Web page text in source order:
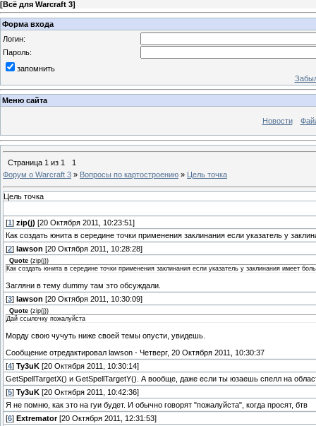
[Всё для Warcraft 3]
Форма входа
Логин:
Пароль:
запомнить
Меню сайта
Новости
Страница 1 из 1
1
Форум о Warcraft 3 » Вопросы по картостроению » Цель точка
Цель точка
[1 ] zip(j) [20 Октября 2011, 10:23:51]
Как создать юнита в середине точки применения заклинания если указатель у
[2] lawson [20 Октября 2011, 10:28:28]
Quote (zip(j))
Как создать юнита в середине точки применения заклинания если указатель у заклинания имеет
Загляни в тему dummy там это обсуждали.
[3] lawson [20 Октября 2011, 10:30:09]
Quote (zip(j))
Дай ссылочку пожалуйста
Морду свою чучуть ниже своей темы опусти, увидешь.
Сообщение отредактировал lawson - Четверг, 20 Октября 2011, 10:30:37
[4] Ty3uK [20 Октября 2011, 10:30:14]
GetSpellTargetX() и GetSpellTargetY(). А вообще, даже если ты юзаешь спелл на
[5] Ty3uK [20 Октября 2011, 10:42:36]
Я не помню, как это на гуи будет. И обычно говорят "пожалуйста", когда просят, бтв
[6] Extremator[20 Октября 2011, 12:31:53]